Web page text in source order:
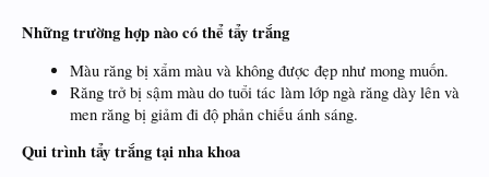
Những trường hợp nào có thể tẩy trắng
Màu răng bị xẩm màu và không được đẹp như mong muốn.
Răng trở bị sậm màu do tuổi tác làm lớp ngà răng dày lên và
men răng bị giảm đi độ phản chiếu ánh sáng.
Qui trình tẩy trắng tại nha khoa